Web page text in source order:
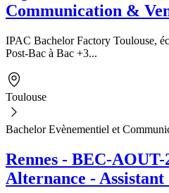
Communication &
IPAC Bachelor Factory Toulouse,
Post-Bac à Bac +3...
Toulouse
Bachelor Evènementiel et
Rennes - BEC-
Alternance -